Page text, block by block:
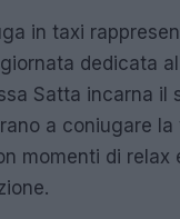
in taxi
dedicata al
Satta incarna il
a coniugare la
momenti di relax